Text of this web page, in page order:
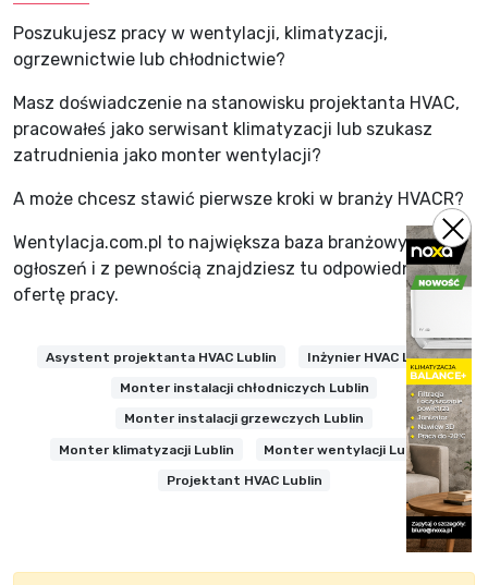
Poszukujesz pracy w wentylacji, klimatyzacji,
ogrzewnictwie lub chłodnictwie?
Masz doświadczenie na stanowisku projektanta HVAC,
pracowałeś jako serwisant klimatyzacji lub szukasz
zatrudnienia jako monter wentylacji?
A może chcesz stawić pierwsze kroki w branży HVACR?
Wentylacja.com.pl to największa baza branżowych
ogłoszeń i z pewnością znajdziesz tu odpowiednią
ofertę pracy.
Asystent projektanta HVAC Lublin Inżynier HVAC Lublin
Monter instalacji chłodniczych Lublin
Monter instalacji grzewczych Lublin
Monter klimatyzacji Lublin Monter wentylacji Lublin
Projektant HVAC Lublin